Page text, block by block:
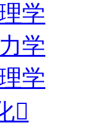
学
学
学
